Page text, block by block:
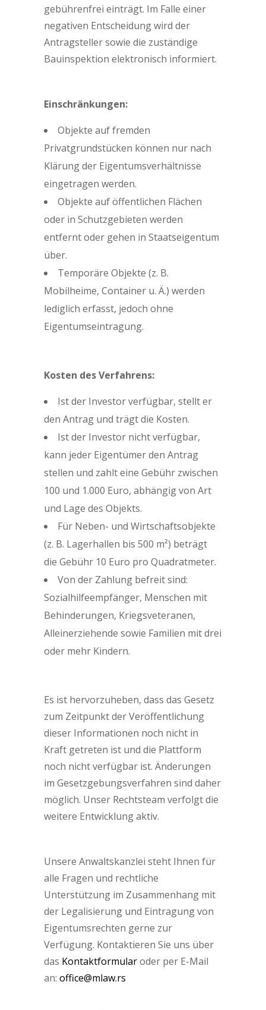
gebührenfrei einträgt. Im Falle einer
negativen Entscheidung wird der
Antragsteller sowie die zuständige
Bauinspektion elektronisch informiert.
Einschränkungen:
Objekte auf fremden
Privatgrundstücken können nur nach
Klärung der Eigentumsverhältnisse
eingetragen werden.
Objekte auf öffentlichen Flächen
oder in Schutzgebieten werden
entfernt oder gehen in Staatseigentum
über.
Temporäre Objekte (z. B.
Mobilheime, Container u. Ä.) werden
lediglich erfasst, jedoch ohne
Eigentumseintragung.
Kosten des Verfahrens:
Ist der Investor verfügbar, stellt er
den Antrag und trägt die Kosten.
Ist der Investor nicht verfügbar,
kann jeder Eigentümer den Antrag
stellen und zahlt eine Gebühr zwischen
100 und 1.000 Euro, abhängig von Art
und Lage des Objekts.
Für Neben- und Wirtschaftsobjekte
(z. B. Lagerhallen bis 500 m²) beträgt
die Gebühr 10 Euro pro Quadratmeter.
Von der Zahlung befreit sind:
Sozialhilfeempfänger, Menschen mit
Behinderungen, Kriegsveteranen,
Alleinerziehende sowie Familien mit drei
oder mehr Kindern.
Es ist hervorzuheben, dass das Gesetz
zum Zeitpunkt der Veröffentlichung
dieser Informationen noch nicht in
Kraft getreten ist und die Plattform
noch nicht verfügbar ist. Änderungen
im Gesetzgebungsverfahren sind daher
möglich. Unser Rechtsteam verfolgt die
weitere Entwicklung aktiv.
Unsere Anwaltskanzlei steht Ihnen für
alle Fragen und rechtliche
Unterstützung im Zusammenhang mit
der Legalisierung und Eintragung von
Eigentumsrechten gerne zur
Verfügung. Kontaktieren Sie uns über
das Kontaktformularoder per E-Mail
an: office@mlaw.rs